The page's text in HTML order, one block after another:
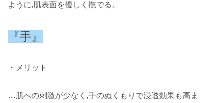
ように,肌表面を優しく撫でる。
『手』
・メリット
…肌への刺激が少なく,手のぬくもりで浸透効果も高ま